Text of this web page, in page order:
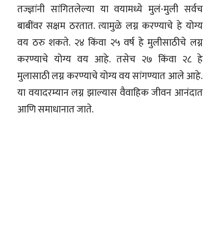
तज्ज्ञांनी सांगितलेल्या या वयामध्ये मुलं-मुली सर्वच
बाबींवर सक्षम ठरतात. त्यामुळे लग्न करण्याचे हे योग्य
वय ठरु शकते. २४ किंवा २५ वर्ष हे मुलीसाठीचे लग्न
करण्याचे योग्य वय आहे. तसेच २७ किंवा २८ हे
मुलासाठी लग्न करण्याचे योग्य वय सांगण्यात आले आहे.
या वयादरम्यान लग्न झाल्यास वैवाहिक जीवन आनंदात
आणि समाधानात जाते.